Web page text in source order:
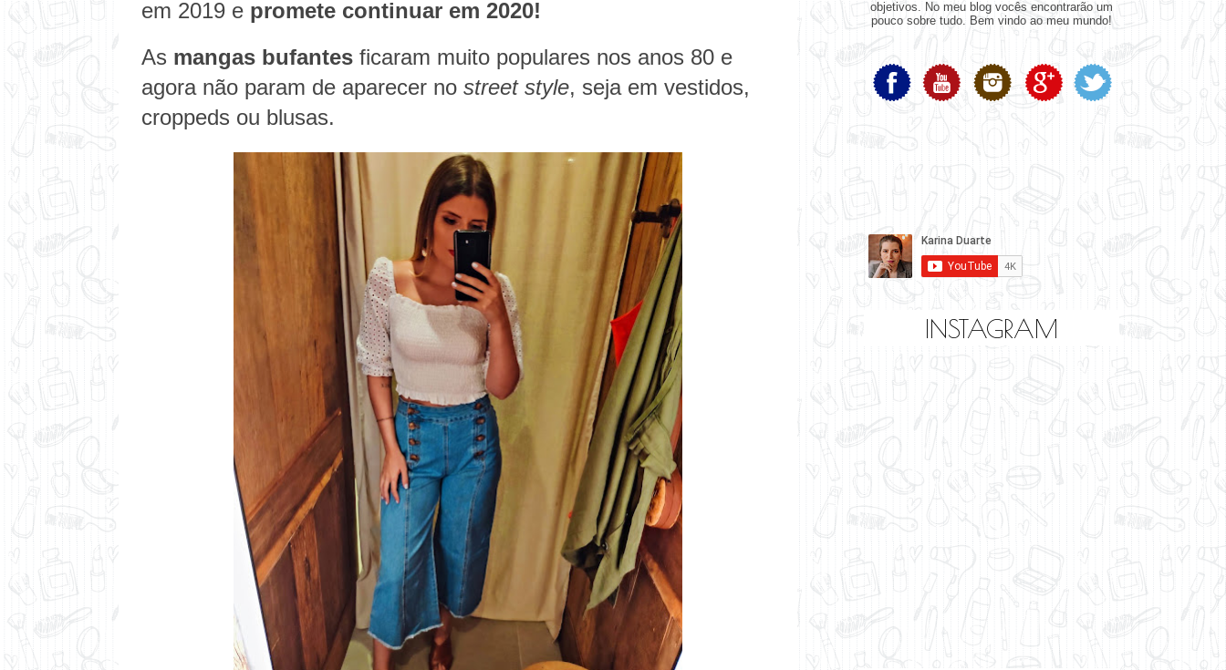
em 2019 e promete continuar em 2020!
As mangas bufantes ficaram muito populares nos anos 80 e
agora não param de aparecer no street style, seja em vestidos,
croppeds ou blusas.
objetivos. No meu blog vocês encontrarão um
pouco sobre tudo. Bem vindo ao meu mundo!
INSTAGRAM